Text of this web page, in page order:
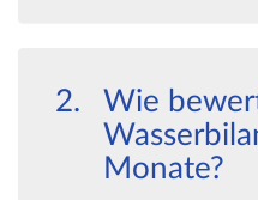
Wie
Monate?